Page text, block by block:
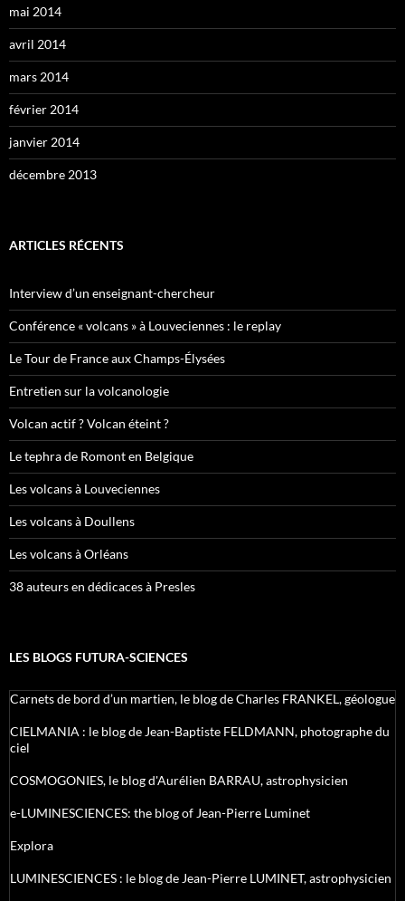
mai 2014
avril 2014
mars 2014
février 2014
janvier 2014
décembre 2013
ARTICLES RÉCENTS
Interview d’un enseignant-chercheur
Conférence « volcans » à Louveciennes : le replay
Le Tour de France aux Champs-Élysées
Entretien sur la volcanologie
Volcan actif ? Volcan éteint ?
Le tephra de Romont en Belgique
Les volcans à Louveciennes
Les volcans à Doullens
Les volcans à Orléans
38 auteurs en dédicaces à Presles
LES BLOGS FUTURA-SCIENCES
Carnets de bord d’un martien, le blog de Charles FRANKEL, géologue
CIELMANIA : le blog de Jean-Baptiste FELDMANN, photographe du
ciel
COSMOGONIES, le blog d'Aurélien BARRAU, astrophysicien
e-LUMINESCIENCES: the blog of Jean-Pierre Luminet
Explora
LUMINESCIENCES : le blog de Jean-Pierre LUMINET, astrophysicien